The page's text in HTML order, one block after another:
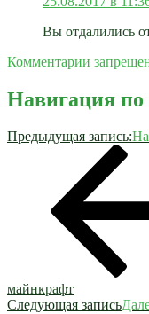
Вы отдалились
Комментарии
Навигация по
Предыдущая запись:
майнкрафт
Следующая запись